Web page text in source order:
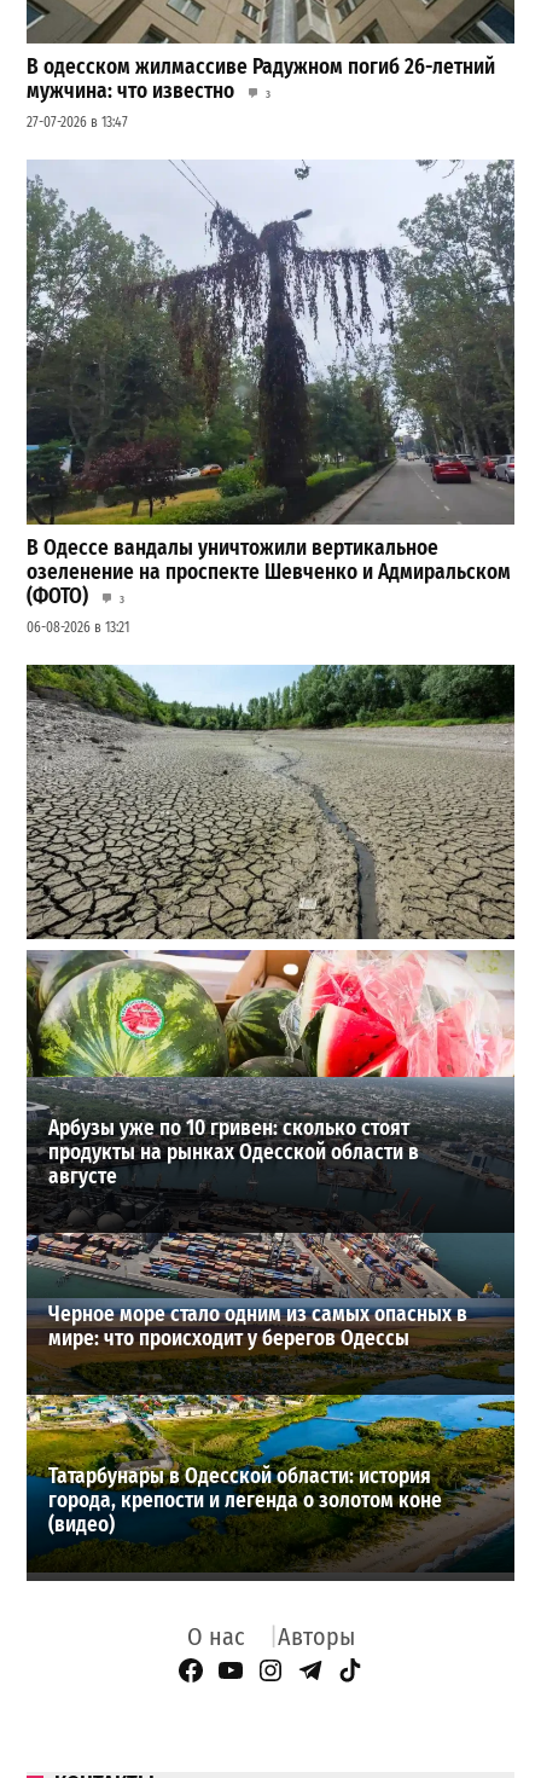
В одесском жилмассиве Радужном погиб 26-летний
мужчина: что известно
3
27-07-2026 в 13:47
В Одессе вандалы уничтожили вертикальное
озеленение на проспекте Шевченко и Адмиральском
(ФОТО)
3
06-08-2026 в 13:21
Днестр рекордно обмелел: одесситов просят срочно
экономить воду
2
29-07-2026 в 19:28
ВИБОР РЕДАКЦИИ
Арбузы уже по 10 гривен: сколько стоят
продукты на рынках Одесской области в
августе
Черное море стало одним из самых опасных в
мире: что происходит у берегов Одессы
Татарбунары в Одесской области: история
города, крепости и легенда о золотом коне
(видео)
О нас Авторы
Facebook Page
YouTube
Instagram
Telegram
TikTok